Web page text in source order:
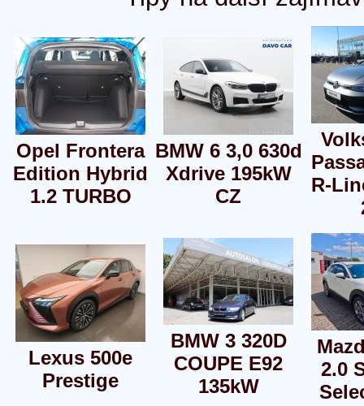
Opel Frontera
Edition Hybrid
1.2 TURBO
BMW 6 3,0 630d
Xdrive 195kW
CZ
R-
Lexus 500e
Prestige
BMW 3 320D
COUPE E92
135kW
2.0